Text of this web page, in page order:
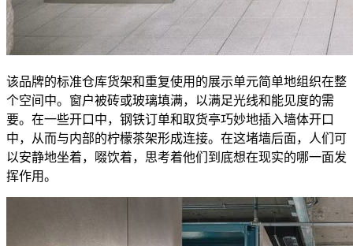
该品牌的标准仓库货架和重复使用的展示单元简单地组织在整
个空间中。窗户被砖或玻璃填满，以满足光线和能见度的需
要。在一些开口中，钢铁订单和取货亭巧妙地插入墙体开口
中，从而与内部的柠檬茶架形成连接。在这堵墙后面，人们可
以安静地坐着，啜饮着，思考着他们到底想在现实的哪一面发
挥作用。